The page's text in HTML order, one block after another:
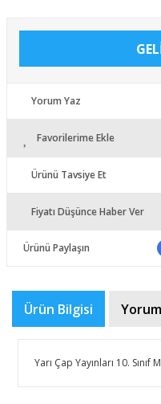
Yorum Yaz
Favorilerime Ekle
Ürünü Tavsiye Et
Fiyatı Düşünce Haber Ver
Ürünü Paylaşın
Ürün Bilgisi
Yarı Çap Yayınları 10. Sınıf